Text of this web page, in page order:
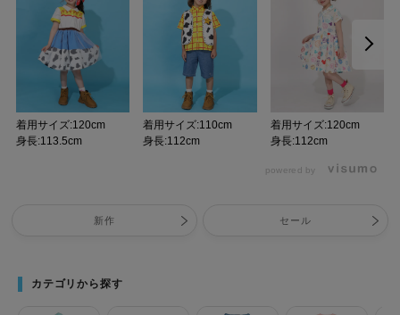
着用サイズ:120cm
身長:113.5cm
着用サイズ:110cm
身長:112cm
着用サイズ:120cm
身長:112cm
powered by
新作 セール
カテゴリから探す